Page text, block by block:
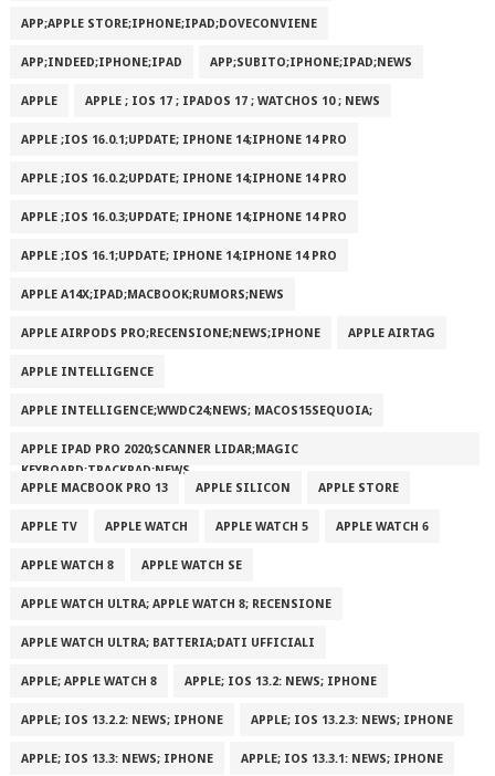
APP;APPLE STORE;IPHONE;IPAD;DOVECONVIENE
APP;INDEED;IPHONE;IPAD APP;SUBITO;IPHONE;IPAD;NEWS
APPLE APPLE ; IOS 17 ; IPADOS 17 ; WATCHOS 10 ; NEWS
APPLE ;IOS 16.0.1;UPDATE; IPHONE 14;IPHONE 14 PRO
APPLE ;IOS 16.0.2;UPDATE; IPHONE 14;IPHONE 14 PRO
APPLE ;IOS 16.0.3;UPDATE; IPHONE 14;IPHONE 14 PRO
APPLE ;IOS 16.1;UPDATE; IPHONE 14;IPHONE 14 PRO
APPLE A14X;IPAD;MACBOOK;RUMORS;NEWS
APPLE AIRPODS PRO;RECENSIONE;NEWS;IPHONE APPLE AIRTAG
APPLE INTELLIGENCE
APPLE INTELLIGENCE;WWDC24;NEWS; MACOS15SEQUOIA;
APPLE IPAD PRO 2020;SCANNER LIDAR;MAGIC
KEYBOARD;TRACKPAD;NEWS
APPLE MACBOOK PRO 13
APPLE SILICON APPLE STORE
APPLE TV APPLE WATCH APPLE WATCH 5 APPLE WATCH 6
APPLE WATCH 8 APPLE WATCH SE
APPLE WATCH ULTRA; APPLE WATCH 8; RECENSIONE
APPLE WATCH ULTRA; BATTERIA;DATI UFFICIALI
APPLE; APPLE WATCH 8 APPLE; IOS 13.2: NEWS; IPHONE
APPLE; IOS 13.2.2: NEWS; IPHONE APPLE; IOS 13.2.3: NEWS; IPHONE
APPLE; IOS 13.3: NEWS; IPHONE APPLE; IOS 13.3.1: NEWS; IPHONE